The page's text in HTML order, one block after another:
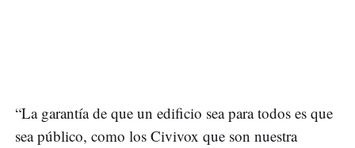
“La garantía de que un edificio sea para todos es que
sea público, como los Civivox que son nuestra